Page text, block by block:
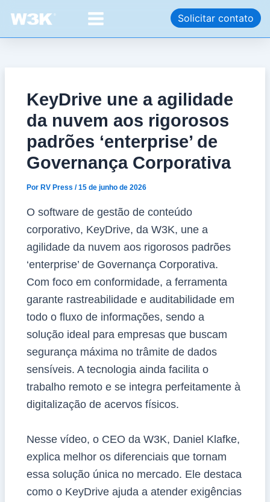
para
o
Main
Menu
Solicitar contato
KeyDrive une a agilidade
da nuvem aos rigorosos
padrões ‘enterprise’ de
Governança Corporativa
Por RV Press /15 de junho de 2026
O software de gestão de conteúdo
corporativo, KeyDrive, da W3K, une a
agilidade da nuvem aos rigorosos padrões
‘enterprise’ de Governança Corporativa.
Com foco em conformidade, a ferramenta
garante rastreabilidade e auditabilidade em
todo o fluxo de informações, sendo a
solução ideal para empresas que buscam
segurança máxima no trâmite de dados
sensíveis. A tecnologia ainda facilita o
trabalho remoto e se integra perfeitamente à
digitalização de acervos físicos.
Nesse vídeo, o CEO da W3K, Daniel Klafke,
explica melhor os diferenciais que tornam
essa solução única no mercado. Ele destaca
como o KeyDrive ajuda a atender exigências
navigation